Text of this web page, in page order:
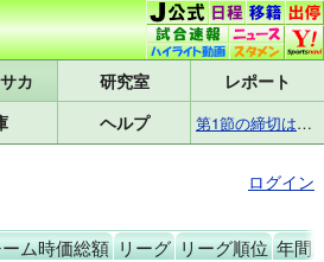
研究室
レポート
ヘルプ 第1節の締切は8月7日(金)17:25です
ログイン
ム時価総額 リーグ リーグ順位 年間